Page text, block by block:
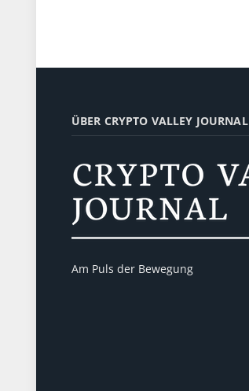
ÜBER CRYPTO VALLEY JOURNAL
Am Puls der Bewegung